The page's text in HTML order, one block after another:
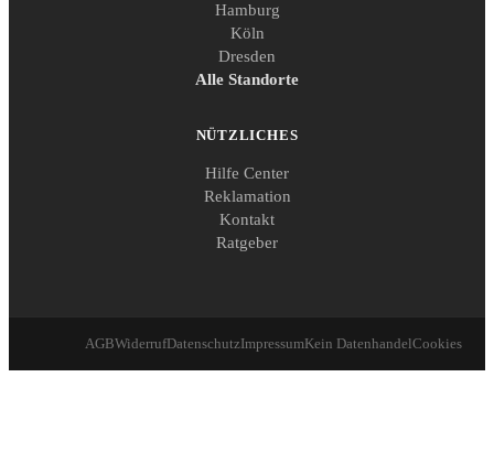
Hamburg
Köln
Dresden
Alle Standorte
NÜTZLICHES
Hilfe Center
Reklamation
Kontakt
Ratgeber
AGBWiderrufDatenschutzImpressumKein DatenhandelCookies